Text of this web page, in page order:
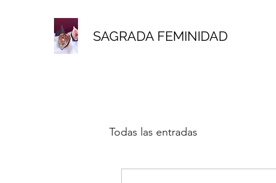
SAGRADA FEMINIDAD
Todas las entradas